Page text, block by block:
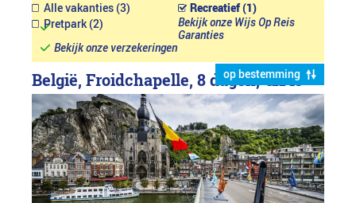
Alle vakanties (3)
Recreatief (1)
Pretpark (2)
Bekijk onze Wijs Op Reis
Garanties
Bekijk onze verzekeringen
op bestemming
België, Froidchapelle, 8 dagen,€1149